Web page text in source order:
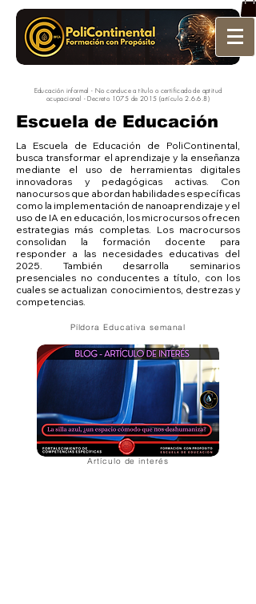
Educación informal - No conduce a título o certificado de aptitud
ocupacional - Decreto 1075 de 2015 (artículo 2.6.6.8)
Escuela de Educación
La Escuela de Educación de PoliContinental,
busca transformar el aprendizaje y la enseñanza
mediante el uso de herramientas digitales
innovadoras y pedagógicas activas. Con
nanocursos que abordan habilidades específicas
como la implementación de nanoaprendizaje y el
uso de IA en educación, los microcursos ofrecen
estrategias más completas. Los macrocursos
consolidan la formación docente para
responder a las necesidades educativas del
2025. También desarrolla seminarios
presenciales no conducentes a título, con los
cuales se actualizan conocimientos, destrezas y
competencias.
Píldora Educativa semanal
Artículo de interés